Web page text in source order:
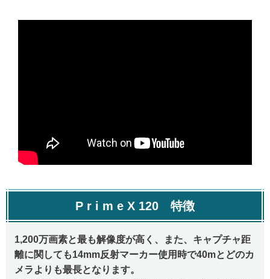
P r i m e X 120 特徴
1,200万画素と最も解像度が高く、また、キャプチャ距
離に関しても14mm反射マーカー使用時で40mとどのカ
メラよりも最長となります。